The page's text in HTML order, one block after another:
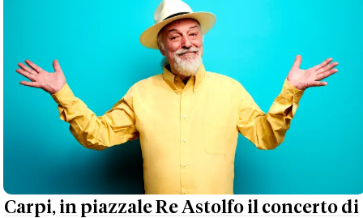
Carpi, in piazzale Re Astolfo il concerto di